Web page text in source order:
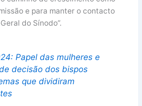
e para manter o contacto
do Sínodo”.
Papel das mulheres e
decisão dos bispos
que dividiram